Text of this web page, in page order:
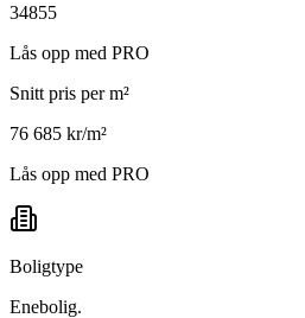
34855
Lås opp med PRO
Snitt pris per m²
76 685 kr/m²
Lås opp med PRO
Boligtype
Enebolig.